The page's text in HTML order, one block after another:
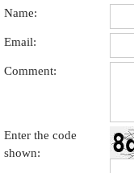
Name:
Email:
Comment:
Enter the code
shown: